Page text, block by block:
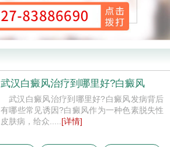
武汉白癜风治疗到哪里好?白癜风
武汉白癜风治疗到哪里好?白癜风发病背后
有哪些常见诱因?白癜风作为一种色素脱失性
皮肤病，给众..... [详情]